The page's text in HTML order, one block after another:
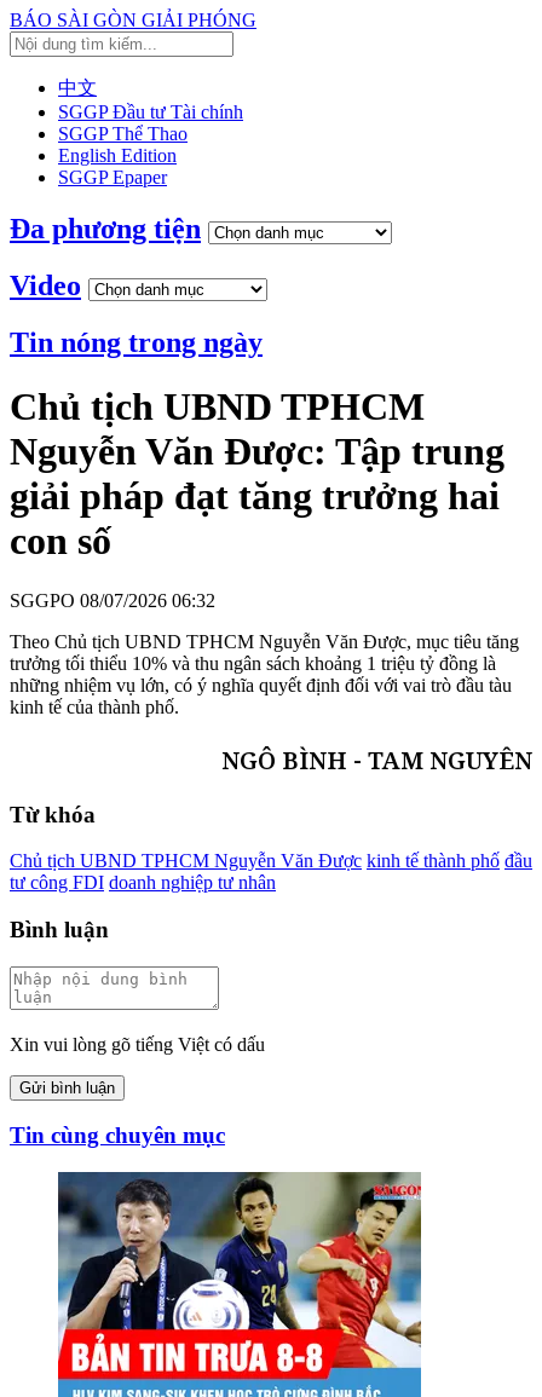
BÁO SÀI GÒN GIẢI PHÓNG
中文
SGGP Đầu tư Tài chính
SGGP Thể Thao
English Edition
SGGP Epaper
Đa phương tiện
Video
Tin nóng trong ngày
Chủ tịch UBND TPHCM
Nguyễn Văn Được: Tập trung
giải pháp đạt tăng trưởng hai
con số
SGGPO 08/07/2026 06:32
Theo Chủ tịch UBND TPHCM Nguyễn Văn Được, mục tiêu tăng
trưởng tối thiểu 10% và thu ngân sách khoảng 1 triệu tỷ đồng là
những nhiệm vụ lớn, có ý nghĩa quyết định đối với vai trò đầu tàu
kinh tế của thành phố.
NGÔ BÌNH - TAM NGUYÊN
Từ khóa
Chủ tịch UBND TPHCM Nguyễn Văn Được kinh tế thành phố đầu
tư công FDI doanh nghiệp tư nhân
Bình luận
Xin vui lòng gõ tiếng Việt có dấu
Gửi bình luận
Tin cùng chuyên mục